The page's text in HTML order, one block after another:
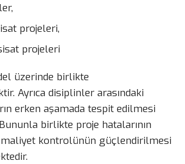
projeleri,
projeleri
üzerinde birlikte
Ayrıca disiplinler arasındaki
erken aşamada tespit edilmesi
birlikte proje hatalarının
maliyet kontrolünün güçlendirilmesi